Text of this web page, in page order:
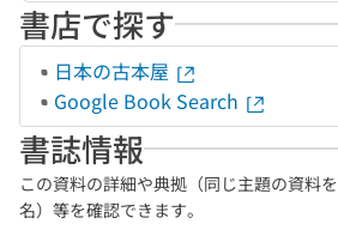
書店で探す
日本の古本屋
Google Book Search
書誌情報
この資料の詳細や典拠（同じ主題の資料
名）等を確認できます。